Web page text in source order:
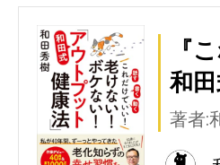
『
和
著者: